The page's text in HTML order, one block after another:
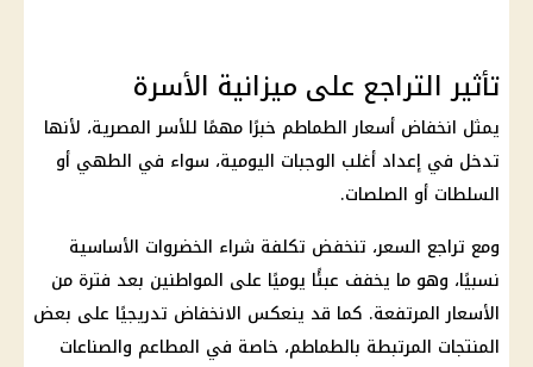
تأثير التراجع على ميزانية الأسرة
يمثل انخفاض أسعار الطماطم خبرًا مهمًا للأسر المصرية، لأنها
تدخل في إعداد أغلب الوجبات اليومية، سواء في الطهي أو
السلطات أو الصلصات.
ومع تراجع السعر، تنخفض تكلفة شراء الخضروات الأساسية
نسبيًا، وهو ما يخفف عبئًا يوميًا على المواطنين بعد فترة من
الأسعار المرتفعة. كما قد ينعكس الانخفاض تدريجيًا على بعض
المنتجات المرتبطة بالطماطم، خاصة في المطاعم والصناعات